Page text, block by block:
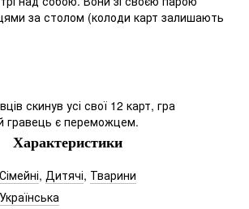
за столом (колоди карт залишають
скинув усі свої 12 карт, гра
гравець є переможцем.
Характеристики
Сімейні, Дитячі, Тварини
Українська